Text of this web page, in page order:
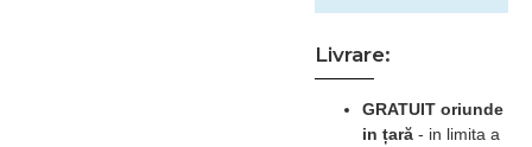
Livrare:
GRATUIT oriunde
in țară - in limita a